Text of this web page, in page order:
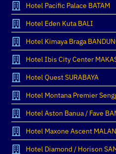
Hotel Pacific Palace BATAM
Hotel Eden Kuta BALI
Hotel Kimaya Braga
Hotel Ibis City Center
Hotel Quest SURABAYA
Hotel Montana Premier
Hotel Aston Banua / Fave
Hotel Maxone Ascent
Hotel Diamond / Horison